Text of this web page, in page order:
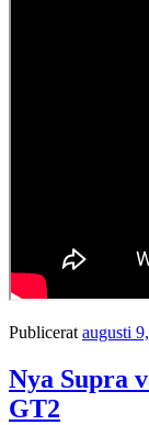
Publicerat augusti
Nya Supra
GT2